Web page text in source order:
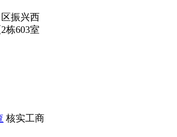
振兴西
栋603室
核实工商